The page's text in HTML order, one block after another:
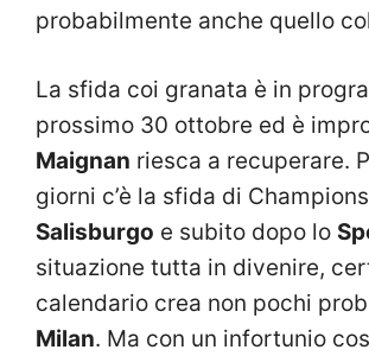
probabilmente anche quello col
La sfida coi granata è in
prossimo 30 ottobre ed è
Maignan riesca a recuperare.
giorni c’è la sfida di
Salisburgo e subito dopo lo
situazione tutta in divenire,
calendario crea non pochi
Milan. Ma con un infortunio